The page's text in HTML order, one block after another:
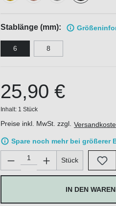
Stablänge (mm): Größen
6 8
25,90 €
Inhalt: 1 Stück
Preise inkl. MwSt. zzgl.
Spare noch mehr bei größerer
Produkt Anzahl: Gib den
Stück
IN DEN